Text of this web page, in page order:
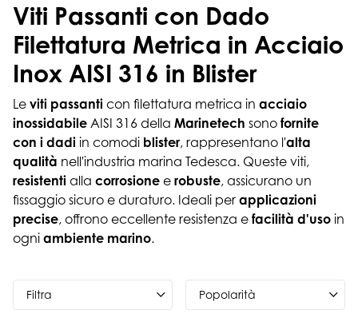
Viti Passanti con Dado
Filettatura Metrica in Acciaio
Inox AISI 316 in Blister
Le viti passanti con filettatura metrica in acciaio
inossidabile AISI 316 della Marinetech sono fornite
con i dadi in comodi blister, rappresentano l'alta
qualità nell'industria marina Tedesca. Queste viti,
resistenti alla corrosione e robuste, assicurano un
fissaggio sicuro e duraturo. Ideali per applicazioni
precise, offrono eccellente resistenza e facilità d'uso in
ogni ambiente marino.
Filtra